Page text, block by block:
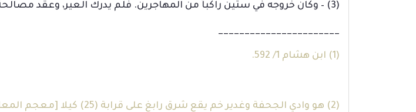
(3) – وكان خروجه في ستين راكباً من المهاجرين. فلم يدرك العير، وعقد مصالحة مع بني ضمرة.
_______________________
(1) ابن هشام 1/ 592.
(2) هو وادي الجحفة وغدير خم يقع شرق رابغ على قرابة (25) كيلا [معجم المعالم الجغرافية].